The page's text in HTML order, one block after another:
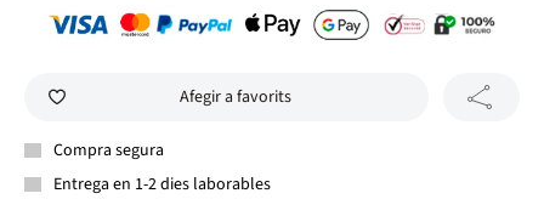
Afegir a favorits
Compra segura
Entrega en 1-2 dies laborables